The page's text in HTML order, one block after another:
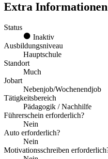
Extra Informationen
Status
Inaktiv
Ausbildungsniveau
Hauptschule
Standort
Much
Jobart
Nebenjob/Wochenendjob
Tätigkeitsbereich
Pädagogik / Nachhilfe
Führerschein erforderlich?
Nein
Auto erforderlich?
Nein
Motivationsschreiben